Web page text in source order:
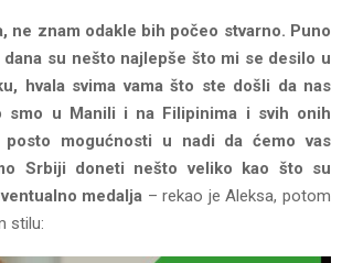
ne znam odakle bih počeo stvarno. Puno
su nešto najlepše što mi se desilo u
hvala svima vama što ste došli da nas
smo u Manili i na Filipinima i svih onih
mogućnosti u nadi da ćemo vas
Srbiji doneti nešto veliko kao što su
medalja – rekao je Aleksa, potom
stilu: